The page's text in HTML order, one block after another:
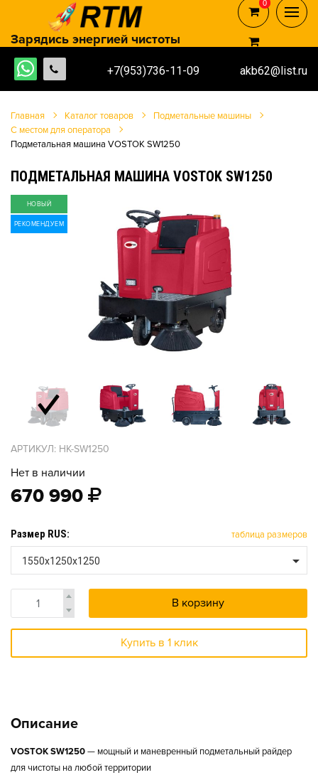
+7(953)736-11-09 akb62@list.ru
Зарядись энергией чистоты
0
0
Главная Каталог товаров
Подметальные машины
С местом для оператора
Подметальная машина VOSTOK SW1250
ПОДМЕТАЛЬНАЯ МАШИНА VOSTOK SW1250
НОВЫЙ
РЕКОМЕНДУЕМ
АРТИКУЛ: HK-SW1250
Нет в наличии
670 990
Размер RUS: таблица размеров
1550x1250x1250
В корзину
Купить в 1 клик
Описание
VOSTOK SW1250— мощный и маневренный подметальный райдер
для чистоты на любой территории